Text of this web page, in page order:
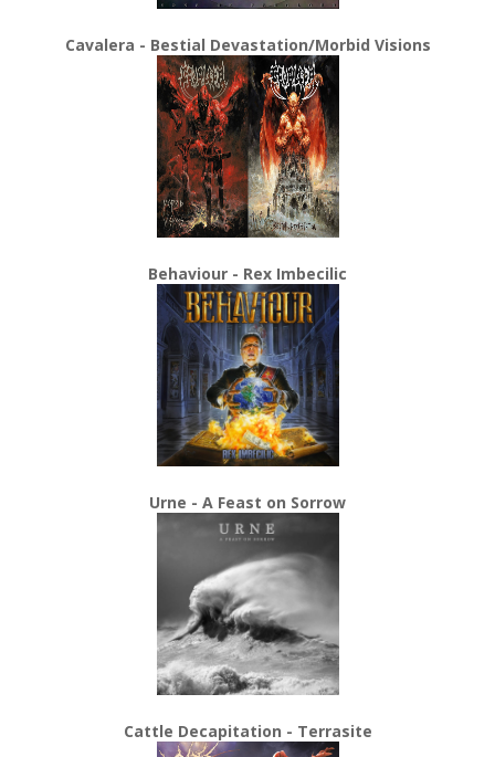
Cavalera - Bestial Devastation/Morbid Visions
Behaviour - Rex Imbecilic
Urne - A Feast on Sorrow
Cattle Decapitation - Terrasite